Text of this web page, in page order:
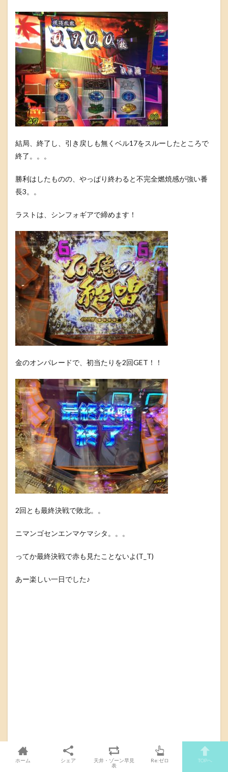
結局、終了し、引き戻しも無くベル17をスルーしたところで
終了。。。
勝利はしたものの、やっぱり終わると不完全燃焼感が強い番
長3。。
ラストは、シンフォギアで締めます！
金のオンパレードで、初当たりを2回GET！！
2回とも最終決戦で敗北。。
ニマンゴセンエンマケマシタ。。。
ってか最終決戦で赤も見たことないよ(T_T)
あー楽しい一日でした♪
ホーム シェア
天井・ゾーン早見
表
Re:ゼロ TOPへ